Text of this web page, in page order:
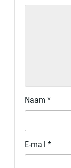
Naam *
E-mail *